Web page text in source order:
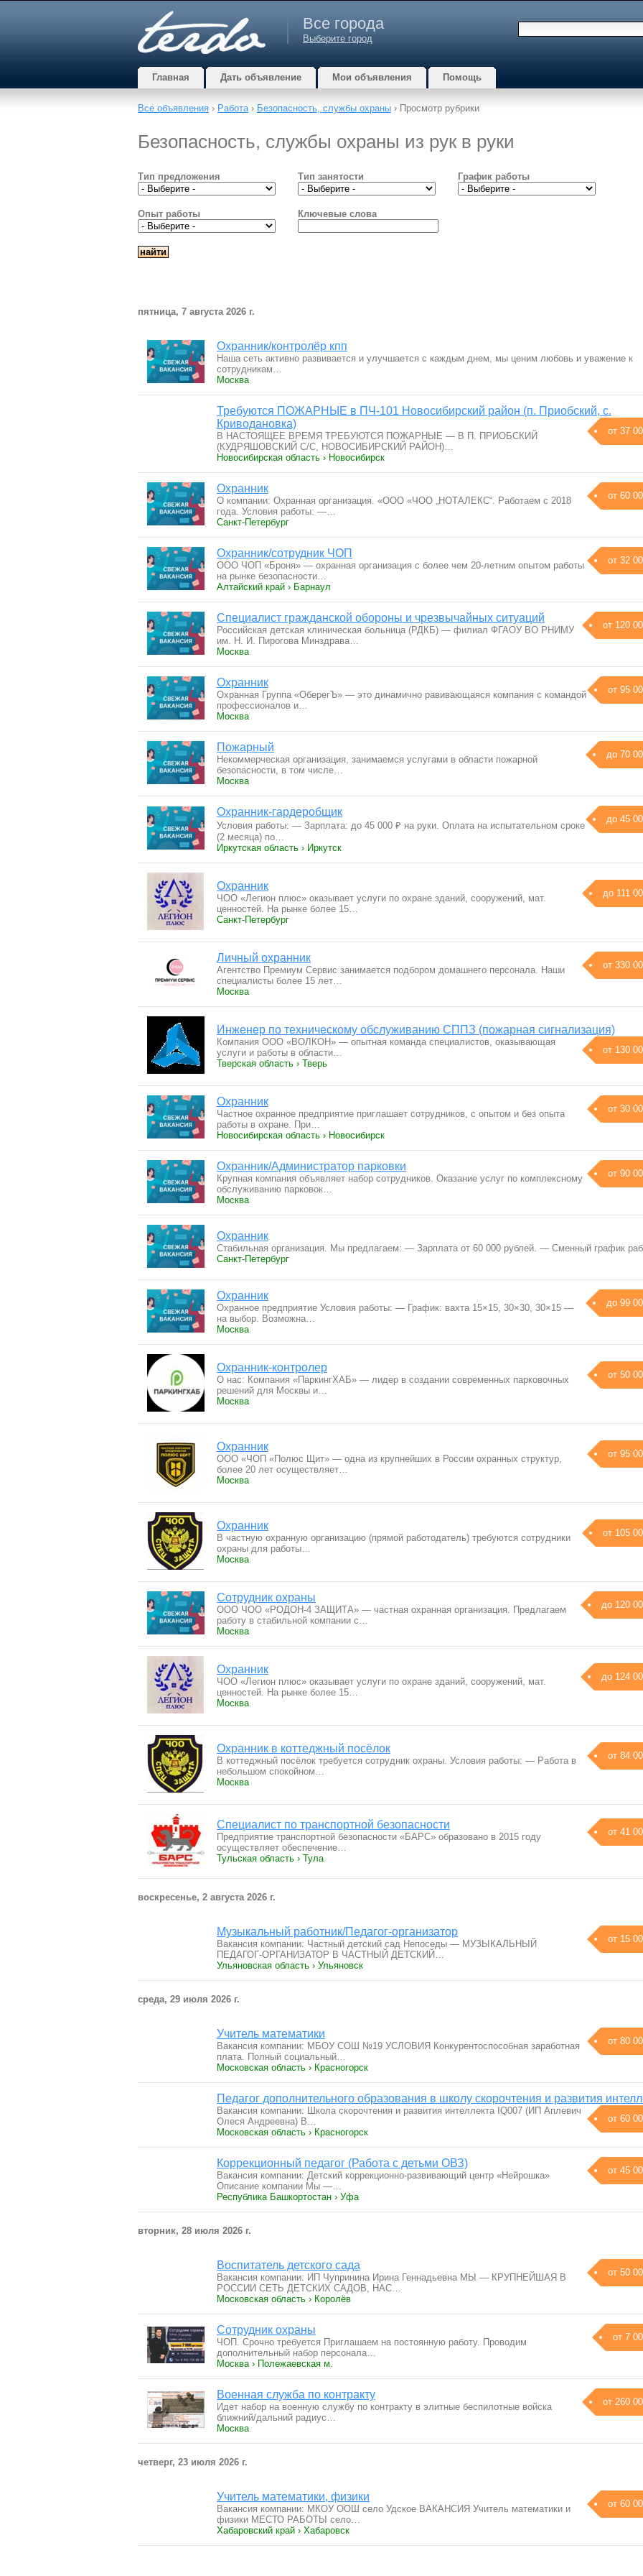
Все города
Выберите город
Главная Дать объявление Мои объявления Помощь
Все объявления › Работа› Безопасность, службы охраны › Просмотр рубрики
Безопасность, службы охраны из рук в руки
Тип предложения Тип занятости График работы
Опыт работы Ключевые слова
пятница, 7 августа 2026 г.
Охранник/контролёр кпп
Наша сеть активно развивается и улучшается с каждым днем, мы ценим любовь и уважение к
сотрудникам…
Москва
Требуются ПОЖАРНЫЕ в ПЧ-101 Новосибирский район (п. Приобский, с.
Криводановка)
от 37
В НАСТОЯЩЕЕ ВРЕМЯ ТРЕБУЮТСЯ ПОЖАРНЫЕ — В П. ПРИОБСКИЙ
(КУДРЯШОВСКИЙ С/С, НОВОСИБИРСКИЙ РАЙОН)…
Новосибирская область › Новосибирск
Охранник
от 60
О компании: Охранная организация. «ООО «ЧОО „НОТАЛЕКС“. Работаем с 2018
года. Условия работы: —…
Санкт-Петербург
Охранник/сотрудник ЧОП
от 32
ООО ЧОП «Броня» — охранная организация с более чем 20-летним опытом работы
на рынке безопасности…
Алтайский край › Барнаул
Специалист гражданской обороны и чрезвычайных ситуаций
от 120
Российская детская клиническая больница (РДКБ) — филиал ФГАОУ ВО РНИМУ
им. Н. И. Пирогова Минздрава…
Москва
Охранник
от 95
Охранная Группа «ОберегЪ» — это динамично равивающаяся компания с командой
профессионалов и…
Москва
Пожарный
до 70
Некоммерческая организация, занимаемся услугами в области пожарной
безопасности, в том числе…
Москва
Охранник-гардеробщик
до 45
Условия работы: — Зарплата: до 45 000 ₽ на руки. Оплата на испытательном сроке
(2 месяца) по…
Иркутская область › Иркутск
Охранник
до 111
ЧОО «Легион плюс» оказывает услуги по охране зданий, сооружений, мат.
ценностей. На рынке более 15…
Санкт-Петербург
Личный охранник
от 330
Агентство Премиум Сервис занимается подбором домашнего персонала. Наши
специалисты более 15 лет…
Москва
Инженер по техническому обслуживанию СППЗ (пожарная сигнализация)
от 130
Компания ООО «ВОЛКОН» — опытная команда специалистов, оказывающая
услуги и работы в области…
Тверская область › Тверь
Охранник
от 30
Частное охранное предприятие приглашает сотрудников, с oпытом и бeз oпыта
работы в oхpaнe. При…
Новосибирская область › Новосибирск
Охранник/Администратор парковки
от 90
Крупная компания объявляет набор сотрудников. Оказание услуг по комплексному
обслуживанию парковок…
Москва
Охранник
Стабильная организация. Мы предлагаем: — Зарплата от 60 000 рублей. — Сменный график
Санкт-Петербург
Охранник
до 99
Охранное предприятие Условия работы: — График: вахта 15×15, 30×30, 30×15 —
на выбор. Возможна…
Москва
Охранник-контролер
от 50
О нас: Компания «ПаркингХАБ» — лидер в создании современных парковочных
решений для Москвы и…
Москва
Охранник
от 95
ООО «ЧОП «Полюс Щит» — одна из крупнейших в России охранных структур,
более 20 лет осуществляет…
Москва
Охранник
от 105
В частную охранную организацию (прямой работодатель) требуются сотрудники
охраны для работы…
Москва
Сотрудник охраны
до 120
ООО ЧОО «РОДОН-4 ЗАЩИТА» — частная охранная организация. Предлагаем
работу в стабильной компании с…
Москва
Охранник
до 124
ЧОО «Легион плюс» оказывает услуги по охране зданий, сооружений, мат.
ценностей. На рынке более 15…
Москва
Охранник в коттеджный посёлок
от 84
В коттеджный посёлок требуется сотрудник охраны. Условия работы: — Работа в
небольшом спокойном…
Москва
Специалист по транспортной безопасности
от 41
Предприятие транспортной безопасности «БАРС» образовано в 2015 году
осуществляет обеспечение…
Тульская область › Тула
воскресенье, 2 августа 2026 г.
Музыкальный работник/Педагог-организатор
от 15
Вакансия компании: Частный детский сад Непоседы — МУЗЫКАЛЬНЫЙ
ПЕДАГОГ‑ОРГАНИЗАТОР В ЧАСТНЫЙ ДЕТСКИЙ…
Ульяновская область › Ульяновск
среда, 29 июля 2026 г.
Учитель математики
от 80
Вакансия компании: МБОУ СОШ №19 УСЛОВИЯ Конкурентоспособная заработная
плата. Полный социальный…
Московская область › Красногорск
Педагог дополнительного образования в школу скорочтения и развития
от 60
Вакансия компании: Школа скорочтения и развития интеллекта IQ007 (ИП Аплевич
Олеся Андреевна) В…
Московская область › Красногорск
Коррекционный педагог (Работа с детьми ОВЗ)
от 45
Вакансия компании: Детский коррекционно-развивающий центр «Нейрошка»
Описание компании Мы —…
Республика Башкортостан › Уфа
вторник, 28 июля 2026 г.
Воспитатель детского сада
от 50
Вакансия компании: ИП Чупринина Ирина Геннадьевна МЫ — КРУПНЕЙШАЯ В
РОССИИ СЕТЬ ДЕТСКИХ САДОВ, НАС…
Московская область › Королёв
Сотрудник охраны
от 7
ЧОП. Срочно требуется Приглашаем на постоянную работу. Проводим
дополнительный набор персонала…
Москва › Полежаевская м.
Военная служба по контракту
от 260
Идет набор на военную службу по контракту в элитные беспилотные войска
ближний/дальний радиус…
Москва
четверг, 23 июля 2026 г.
Учитель математики, физики
от 60
Вакансия компании: МКОУ ООШ село Удское ВАКАНСИЯ Учитель математики и
физики МЕСТО РАБОТЫ село…
Хабаровский край › Хабаровск